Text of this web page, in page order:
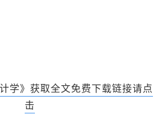
学》 获取全文免费下载链接请点
击